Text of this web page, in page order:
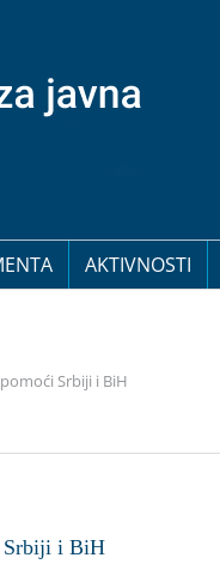
AKTIVNOSTI
Srbiji i BiH
Srbiji i BiH